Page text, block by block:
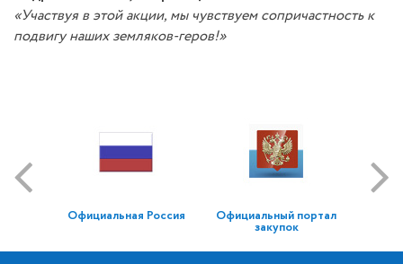
«Участвуя в этой акции, мы чувствуем сопричастность к
подвигу наших земляков-геров!»
Официальная Россия Официальный портал
закупок